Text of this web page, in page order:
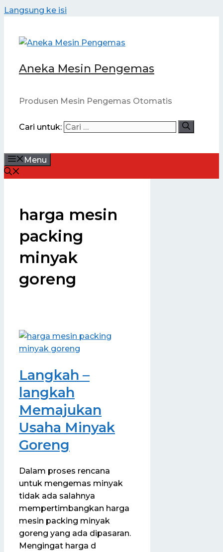
Langsung ke isi
Aneka Mesin Pengemas
Produsen Mesin Pengemas Otomatis
Cari untuk:
Menu
harga mesin
packing
minyak
goreng
Langkah –
langkah
Memajukan
Usaha Minyak
Goreng
Dalam proses rencana
untuk mengemas minyak
tidak ada salahnya
mempertimbangkan harga
mesin packing minyak
goreng yang ada dipasaran.
Mengingat harga d